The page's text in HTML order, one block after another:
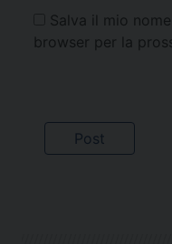
Salva il mio
browser per la